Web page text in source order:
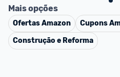
Mais opções
OfertasAmazon Cupons
Construção e Reforma